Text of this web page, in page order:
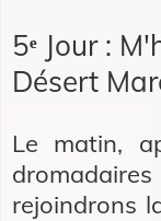
5ᵉ Jour :
Désert
Le matin,
rejoindrons